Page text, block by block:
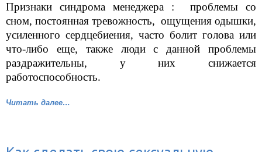
Признаки синдрома менеджера : проблемы со
сном, постоянная тревожность, ощущения одышки,
усиленного сердцебиения, часто болит голова или
что-либо еще, также люди с данной проблемы
раздражительны, у них снижается
работоспособность.
Читать далее…